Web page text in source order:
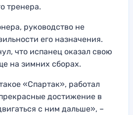
тренера.
руководство не
его назначения.
что испанец оказал свою
на зимних сборах.
«Спартак», работал
достижение в
с ним дальше», –